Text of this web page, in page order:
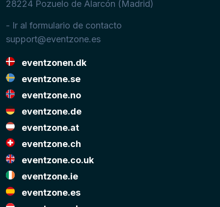
28224 Pozuelo de Alarcón (Madrid)
- Ir al formulario de contacto
support@eventzone.es
eventzonen.dk
eventzone.se
eventzone.no
eventzone.de
eventzone.at
eventzone.ch
eventzone.co.uk
eventzone.ie
eventzone.es